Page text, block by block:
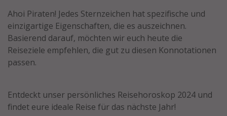
Normandie Urlaub
Goa Urlaub
St. Lucia Urlaub
Kefalonia Urlaub
Tulum Urlaub
Sri Lanka Rundreise
Ahoi Piraten! Jedes Sternzeichen hat spezifische und
einzigartige Eigenschaften, die es auszeichnen.
Basierend darauf, möchten wir euch heute die
Reiseziele empfehlen, die gut zu diesen Konnotationen
passen.
Entdeckt unser persönliches Reisehoroskop 2024 und
findet eure ideale Reise für das nächste Jahr!